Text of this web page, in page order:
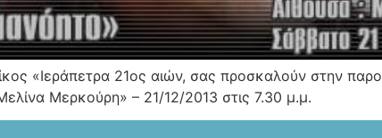
«Ιεράπετρα 21ος αιών, σας προσκαλούν στην
Μερκούρη» – 21/12/2013 στις 7.30 μ.μ.